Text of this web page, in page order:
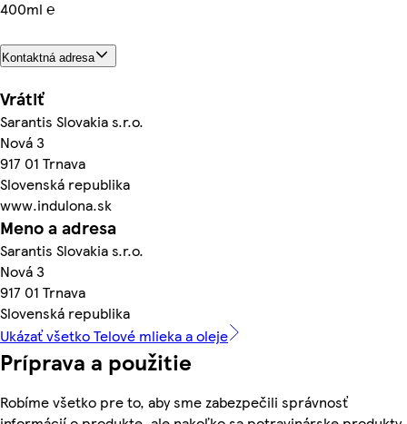
400ml ℮
Kontaktná adresa
Vrátiť
Sarantis Slovakia s.r.o.
Nová 3
917 01 Trnava
Slovenská republika
www.indulona.sk
Meno a adresa
Sarantis Slovakia s.r.o.
Nová 3
917 01 Trnava
Slovenská republika
Ukázať všetko Telové mlieka a oleje
Príprava a použitie
Robíme všetko pre to, aby sme zabezpečili správnosť